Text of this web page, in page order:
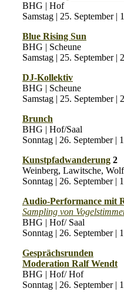
BHG | Hof
Samstag | 25. September |
Blue Rising Sun
BHG | Scheune
Samstag | 25. September |
DJ-Kollektiv
BHG | Scheune
Samstag | 25. September |
Brunch
BHG | Hof/Saal
Sonntag | 26. September |
Kunstpfadwanderung2
Weinberg, Lawitsche,
Sonntag | 26. September |
Audio-Performance mit
Sampling von
BHG | Hof/ Saal
Sonntag | 26. September |
Gesprächsrunden
Moderation Ralf Wendt
BHG | Hof/ Hof
Sonntag | 26. September |